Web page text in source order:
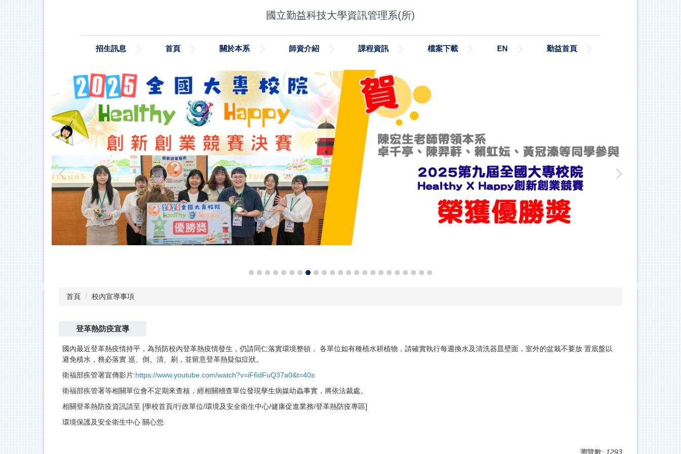
國立勤益科技大學資訊管理系(所)
招生訊息 首頁 關於本系 師資介紹 課程資訊 檔案下載 EN 勤益首頁
首頁 校內宣導事項
登革熱防疫宣導
國內最近登革熱疫情持平，為預防校內登革熱疫情發生，仍請同仁落實環境整頓， 各單位如有種植水耕植物，請確實執行每週換水及清洗器皿壁面，室外的盆栽不要放 置底盤以
避免積水，務必落實 巡、倒、清、刷，並留意登革熱疑似症狀。
衛福部疾管署宣傳影片:https://www.youtube.com/watch?v=iF6dFuQ37a0&t=40s
衛福部疾管署等相關單位會不定期來查核，經相關稽查單位發現孳生病媒幼蟲事實，將依法裁處。
相關登革熱防疫資訊請至 [學校首頁/行政單位/環境及安全衛生中心/健康促進業務/登革熱防疫專區]
環境保護及安全衛生中心 關心您
瀏覽數: 1293